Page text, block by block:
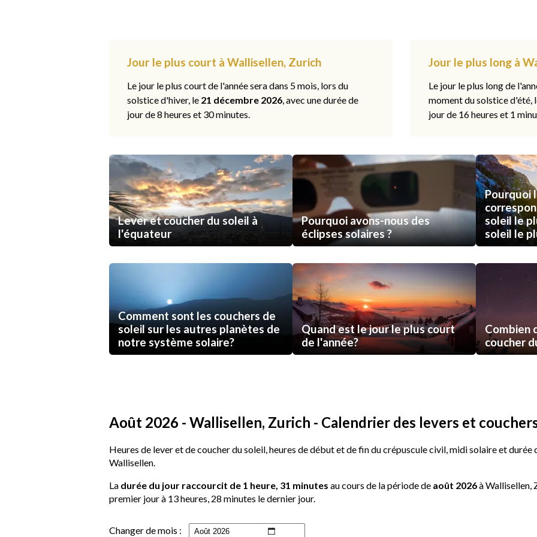
Jour le plus court à Wallisellen, Zurich
Le jour le plus court de l'année sera dans 5 mois, lors du
solstice d'hiver, le 21 décembre 2026, avec une durée de
jour de 8 heures et 30 minutes.
Jour le plus long à
Le jour le plus long de
moment du solstice d'été,
jour de 16 heures et 1
Lever et coucher du soleil à
l'équateur
Pourquoi avons-nous des
éclipses solaires ?
Pourquoi
soleil le
soleil le
Comment sont les couchers de
soleil sur les autres planètes de
notre système solaire?
Quand est le jour le plus court
de l'année?
Combien
coucher
Août 2026 - Wallisellen, Zurich - Calendrier des levers et
Heures de lever et de coucher du soleil, heures de début et de fin du crépuscule civil, midi solaire et durée
Wallisellen.
La durée du jour raccourcit de 1 heure, 31 minutes au cours de la période de août 2026à Wallisellen,
premier jour à 13 heures, 28 minutes le dernier jour.
Changer de mois :